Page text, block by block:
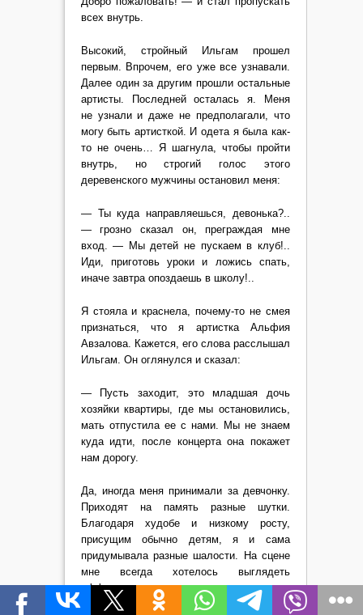
всех внутрь.
Высокий, стройный Ильгам прошел
первым. Впрочем, его уже все узнавали.
Далее один за другим прошли остальные
артисты. Последней осталась я. Меня
не узнали и даже не предполагали, что
могу быть артисткой. И одета я была как-
то не очень… Я шагнула, чтобы пройти
внутрь, но строгий голос этого
деревенского мужчины остановил меня:
— Ты куда направляешься, девонька?..
— грозно сказал он, преграждая мне
вход. — Мы детей не пускаем в клуб!..
Иди, приготовь уроки и ложись спать,
иначе завтра опоздаешь в школу!..
Я стояла и краснела, почему-то не смея
признаться, что я артистка Альфия
Авзалова. Кажется, его слова расслышал
Ильгам. Он оглянулся и сказал:
— Пусть заходит, это младшая дочь
хозяйки квартиры, где мы остановились,
мать отпустила ее с нами. Мы не знаем
куда идти, после концерта она покажет
нам дорогу.
Да, иногда меня принимали за девчонку.
Приходят на память разные шутки.
Благодаря худобе и низкому росту,
присущим обычно детям, я и сама
придумывала разные шалости. На сцене
мне всегда хотелось выглядеть
эффектно, так сказать, красиво
и привлекательно, но из-за худощавости